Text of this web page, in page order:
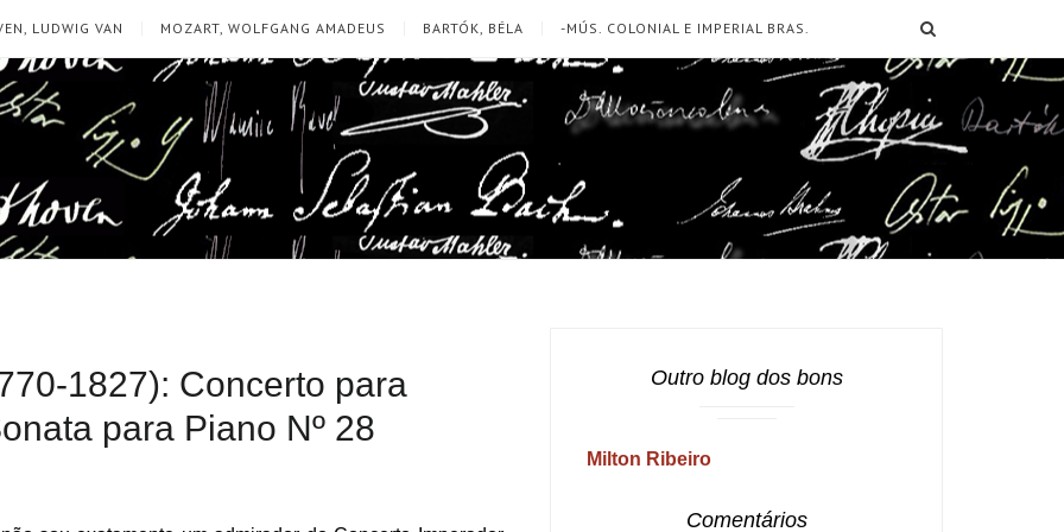
LUDWIG VAN MOZART, WOLFGANG AMADEUS BARTÓK, BÉLA -MÚS. COLONIAL E IMPERIAL BRAS.
1827): Concerto para
para Piano Nº 28
Outro blog dos bons
Milton Ribeiro
Comentários